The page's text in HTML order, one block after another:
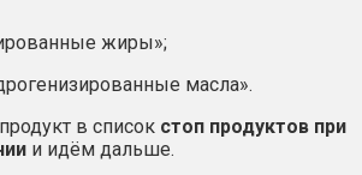
жиры»;
масла».
в список стоп продуктов при
и идём дальше.